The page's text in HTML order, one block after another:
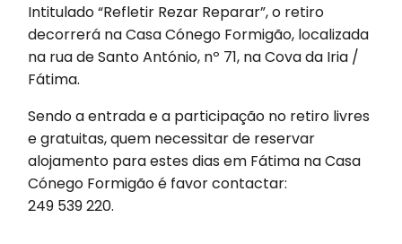
Intitulado “Refletir Rezar Reparar”, o retiro
decorrerá na Casa Cónego Formigão, localizada
na rua de Santo António, nº 71, na Cova da Iria /
Fátima.
Sendo a entrada e a participação no retiro livres
e gratuitas, quem necessitar de reservar
alojamento para estes dias em Fátima na Casa
Cónego Formigão é favor contactar:
249 539 220.